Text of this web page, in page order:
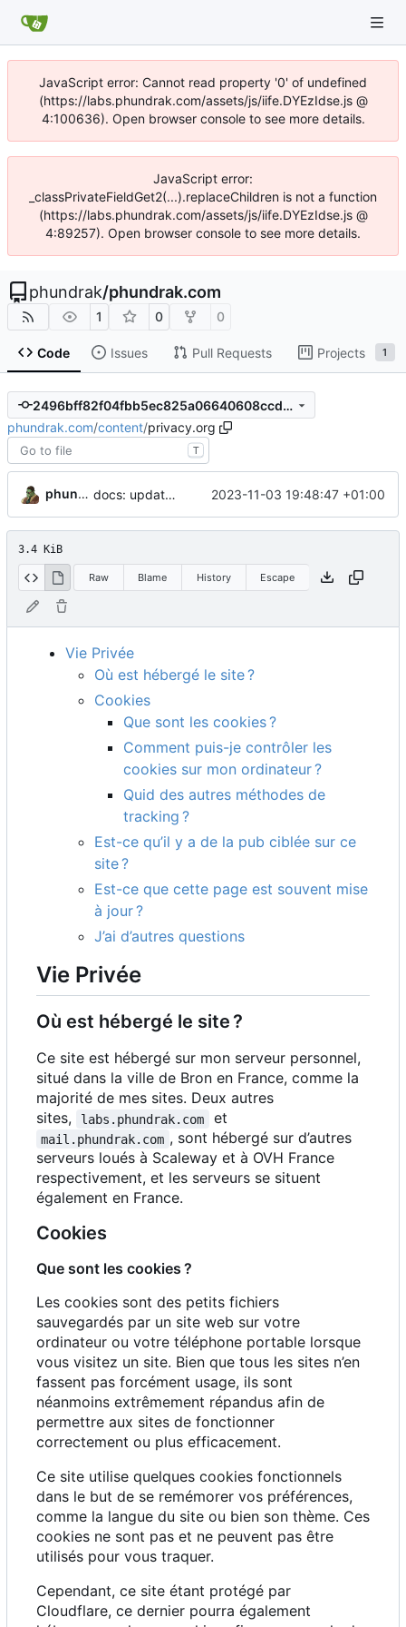
JavaScript error: Cannot read property '0' of undefined
(https://labs.phundrak.com/assets/js/iife.DYEzIdse.js @
4:100636). Open browser console to see more details.
JavaScript error:
_classPrivateFieldGet2(...).replaceChildren is not a function
(https://labs.phundrak.com/assets/js/iife.DYEzIdse.js @
4:89257). Open browser console to see more details.
phundrak/phundrak.com
1 0 0
Code Issues Pull Requests Projects 1
2496bff82f04fbb5ec825a06640608ccdfb4fe27
phundrak.com/content/privacy.org
T
phundrak docs: update index and privacy 2023-11-03 19:48:47 +01:00
3.4 KiB
Raw Blame History Escape
Vie Privée
Où est hébergé le site?
Cookies
Que sont les cookies?
Comment puis-je contrôler les
cookies sur mon ordinateur?
Quid des autres méthodes de
tracking ?
Est-ce qu’il y a de la pub ciblée sur ce
site?
Est-ce que cette page est souvent mise
à jour?
J’ai d’autres questions
Vie Privée
Où est hébergé le site ?
Ce site est hébergé sur mon serveur personnel,
situé dans la ville de Bron en France, comme la
majorité de mes sites. Deux autres
sites,
labs.phundrak.com et
mail.phundrak.com , sont hébergé sur d’autres
serveurs loués à Scaleway et à OVH France
respectivement, et les serveurs se situent
également en France.
Cookies
Que sont les cookies ?
Les cookies sont des petits fichiers
sauvegardés par un site web sur votre
ordinateur ou votre téléphone portable lorsque
vous visitez un site. Bien que tous les sites n’en
fassent pas forcément usage, ils sont
néanmoins extrêmement répandus afin de
permettre aux sites de fonctionner
correctement ou plus efficacement.
Ce site utilise quelques cookies fonctionnels
dans le but de se remémorer vos préférences,
comme la langue du site ou bien son thème. Ces
cookies ne sont pas et ne peuvent pas être
utilisés pour vous traquer.
Cependant, ce site étant protégé par
Cloudflare, ce dernier pourra également